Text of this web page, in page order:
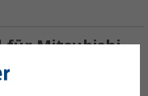
für Mitsubishi